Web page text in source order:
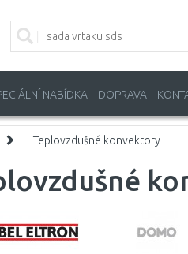
NABÍDKA DOPRAVA
Teplovzdušné konvektory